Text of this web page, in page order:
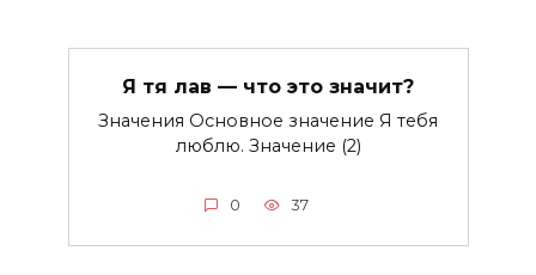
Я тя лав — что это значит?
Значения Основное значение Я тебя
люблю. Значение (2)
0 37